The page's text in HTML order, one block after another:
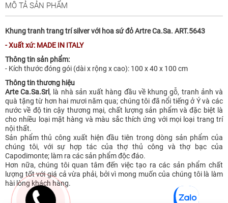
MÔ TẢ SẢN PHẨM
Khung tranh trang trí silver với hoa sứ đỏ Artre Ca.Sa. ART.5643
- Xuất xứ: MADE IN ITALY
Thông tin sản phẩm:
- Kích thước đóng gói (dài x rộng x cao): 100 x 40 x 100 cm
Thông tin thương hiệu
Arte Ca.Sa.Srl , là nhà sản xuất hàng đầu về khung gỗ, tranh ảnh và
quà tặng từ hơn hai mươi năm qua; chúng tôi đã nổi tiếng ở Ý và các
nước về độ tin cậy thương mại, chất lượng sản phẩm và đặc biệt là
cho nhiều loại mặt hàng và màu sắc thích ứng với mọi loại trang trí
nội thất.
Sản phẩm thủ công xuất hiện đầu tiên trong dòng sản phẩm của
chúng tôi, với sự hợp tác của thợ thủ công và thợ bạc của
Capodimonte; làm ra các sản phẩm độc đáo.
Hơn nữa, chúng tôi quan tâm đến việc tạo ra các sản phẩm chất
lượng tốt với giá cả vừa phải, bởi vì mong muốn của chúng tôi là làm
hài lòng khách hàng.